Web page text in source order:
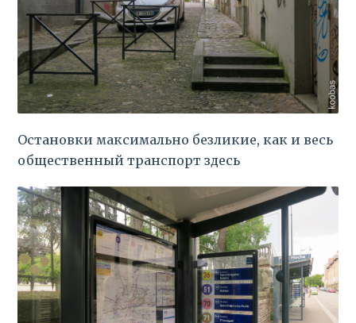
Остановки максимально безликие, как и весь
общественный транспорт здесь